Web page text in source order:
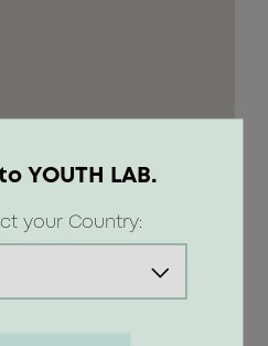
YOUTH LAB.
your Country: